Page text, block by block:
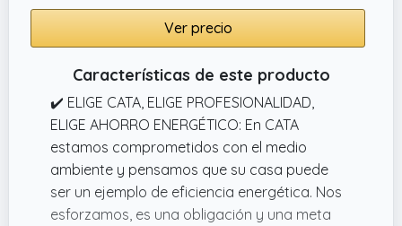
Ver precio
Características de este producto
✔️ ELIGE CATA, ELIGE PROFESIONALIDAD,
ELIGE AHORRO ENERGÉTICO: En CATA
estamos comprometidos con el medio
ambiente y pensamos que su casa puede
ser un ejemplo de eficiencia energética. Nos
esforzamos, es una obligación y una meta